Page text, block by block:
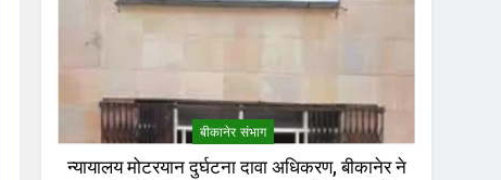
बीकानेर संभाग
न्यायालय मोटरयान दुर्घटना दावा अधिकरण, बीकानेर ने